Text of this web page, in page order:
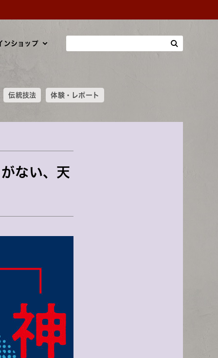
ンショップ
伝統技法 体験・レポート
ない、天